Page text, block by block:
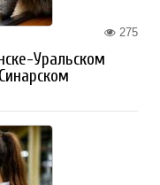
275
Уральском